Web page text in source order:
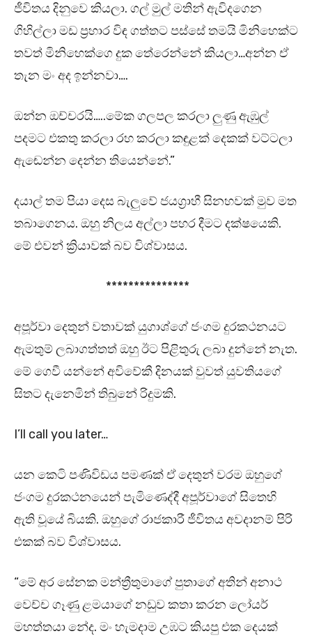
ජීවිතය දිනුවෙ කියලා. ගල් මුල් මතින් ඇවිදගෙන
ගිහිල්ලා මඩ ප්‍රහාර විඳ ගත්තට පස්සේ තමයි මිනිහෙක්ට
තවත් මිනිහෙක්ගෙ දුක තේරෙන්නේ කියලා…අන්න ඒ
තැන මං අද ඉන්නවා….
ඔන්න ඔච්චරයි…..මේක ගලපල කරලා ලුණු ඇඹුල්
පදමට එකතු කරලා රහ කරලා කඳුළක් දෙකක් වට්ටලා
ඇඬෙන්න දෙන්න තියෙන්නේ.”
දයාල් තම පියා දෙස බැලුවේ ජයග්‍රාහී සිනහවක් මුව මත
තබාගෙනය. ඔහු නිලය අල්ලා පහර දීමට දක්ෂයෙකි.
මේ එවන් ක්‍රියාවක් බව විශ්වාසය.
***************
අපූර්වා දෙතුන් වතාවක් යුගාශ්ගේ ජංගම දුරකථනයට
ඇමතුම් ලබාගත්තත් ඔහු ඊට පිළිතුරු ලබා දුන්නේ නැත.
මේ ගෙවී යන්නේ අවිවේකී දිනයක් වුවත් යුවතියගේ
සිතට දැනෙමින් තිබුනේ රිදුමකි.
I’ll call you later…
යන කෙටි පණිවිඩය පමණක් ඒ දෙතුන් වරම ඔහුගේ
ජංගම දුරකථනයෙන් පැමිණෙද්දී අපූර්වාගේ සිතෙහි
ඇති වූයේ බියකි. ඔහුගේ රාජකාරී ජීවිතය අවදානම් පිරි
එකක් බව විශ්වාසය.
“මේ අර සේනක මන්ත්‍රීතුමාගේ පුතාගේ අතින් අනාථ
වෙච්ච ගෑණු ළමයාගේ නඩුව කතා කරන ලෝයර්
මහත්තයා නේද. මං හැමදාම උඹට කියපු එක දෙයක්